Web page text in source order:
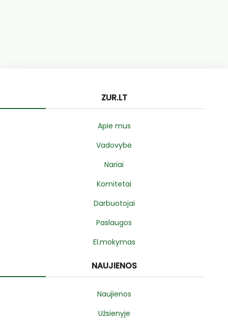
ZUR.LT
Apie mus
Vadovybė
Nariai
Komitetai
Darbuotojai
Paslaugos
El.mokymas
NAUJIENOS
Naujienos
Užsienyje